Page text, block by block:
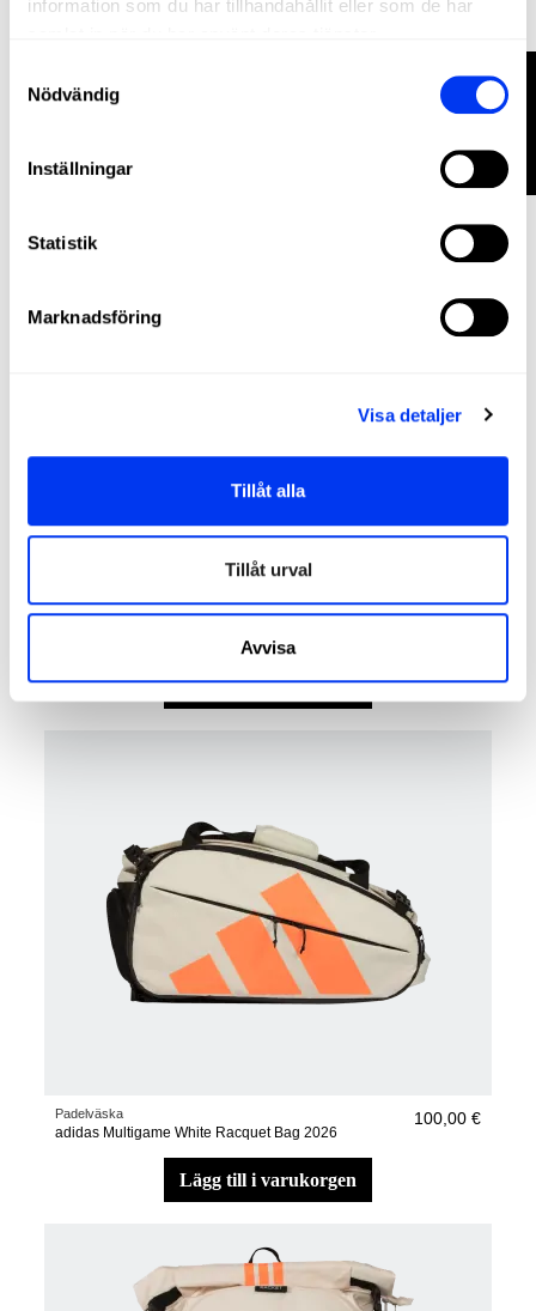
information som du har tillhandahållit eller som de har
Nödvändig
Inställningar
Statistik
Marknadsföring
Visa detaljer
Tillåt alla
Tillåt urval
Avvisa
Padel bag Backpack
adidas Pro Tour Pink Backpack - Martita Ortega 2026
lägg till i varukorgen
Padelväska
adidas Multigame White Racquet Bag 2026
100,00 €
lägg till i varukorgen